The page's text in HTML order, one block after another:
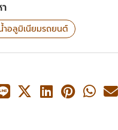
อลูมิเนียมรถยนต์